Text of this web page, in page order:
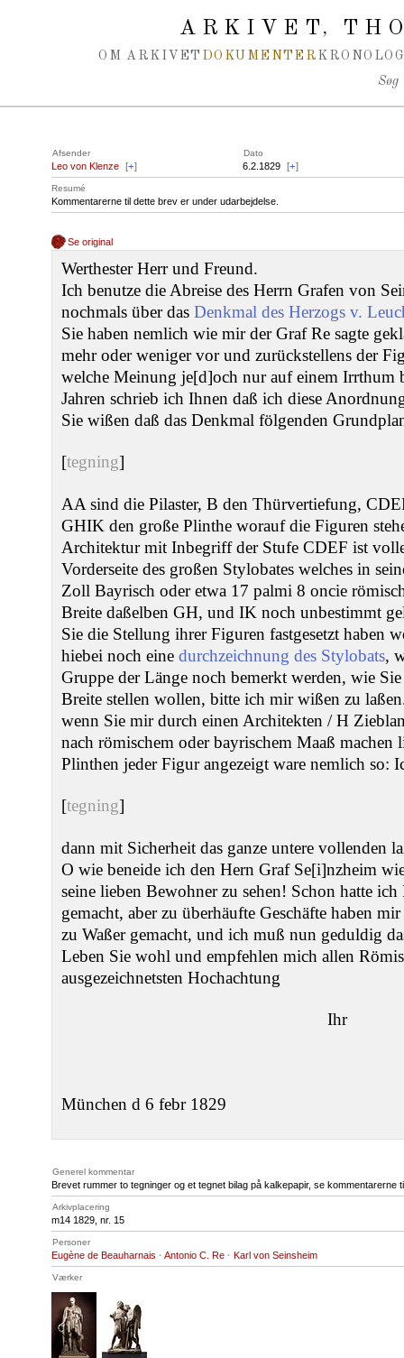
ARKIVET,
OM ARKIVET DOKUMENTER
Søg
Afsender Dato
Leo von Klenze [+] 6.2.1829 [+]
Resumé
Kommentarerne til dette brev er under udarbejdelse.
Se original
Werthester Herr und Freund.
Ich benutze die Abreise des Herrn Grafen von
nochmals über das Denkmal des Herzogs v.
Sie haben nemlich wie mir der Graf Re sagte
mehr oder weniger vor und zurückstellens der
welche Meinung je[d]och nur auf einem Irrthum
Jahren schrieb ich Ihnen daß ich diese
Sie wißen daß das Denkmal fölgenden
[tegning]
AA sind die Pilaster, B den Thürvertiefung,
GHIK den große Plinthe worauf die Figuren
Architektur mit Inbegriff der Stufe CDEF ist
Vorderseite des großen Stylobates welches in
Zoll Bayrisch oder etwa 17 palmi 8 oncie
Breite daßelben GH, und IK noch unbestimmt
Sie die Stellung ihrer Figuren fastgesetzt haben
hiebei noch eine durchzeichnung des Stylobats,
Gruppe der Länge noch bemerkt werden, wie
Breite stellen wollen, bitte ich mir wißen zu
wenn Sie mir durch einen Architekten / H
nach römischem oder bayrischem Maaß
Plinthen jeder Figur angezeigt ware nemlich so:
[tegning]
dann mit Sicherheit das ganze untere vollenden
O wie beneide ich den Hern Graf Se[i]nzheim
seine lieben Bewohner zu sehen! Schon hatte ich
gemacht, aber zu überhäufte Geschäfte haben
zu Waßer gemacht, und ich muß nun geduldig
Leben Sie wohl und empfehlen mich allen
ausgezeichnetsten Hochachtung
Ihr
München d 6 febr 1829
Generel kommentar
Brevet rummer to tegninger og et tegnet bilag på kalkepapir, se kommentarerne
Arkivplacering
m14 1829, nr. 15
Personer
Eugène de Beauharnais · Antonio C. Re · Karl von Seinsheim
Værker